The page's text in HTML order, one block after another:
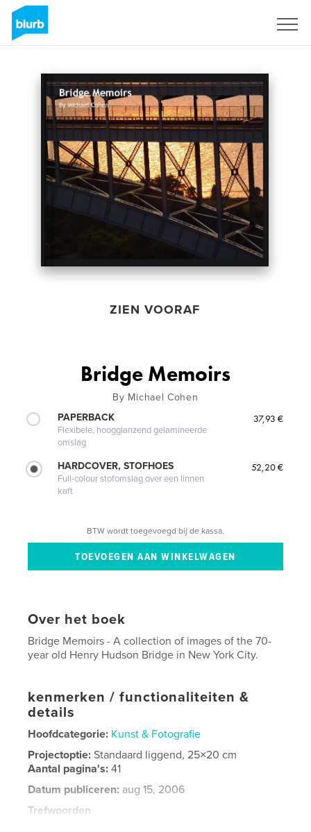
ZIEN VOORAF
Bridge Memoirs
By Michael Cohen
PAPERBACK
Flexibele, hoogglanzend gelamineerde
omslag
37,93 €
HARDCOVER, STOFHOES
Full-colour stofomslag over een linnen
kaft
52,20 €
BTW wordt toegevoegd bij de kassa.
Over het boek
Bridge Memoirs - A collection of images of the 70-
year old Henry Hudson Bridge in New York City.
kenmerken / functionaliteiten &
details
Hoofdcategorie: Kunst & Fotografie
Projectoptie:Standaard liggend, 25×20 cm
Aantal pagina's:41
Datum publiceren: aug 15, 2006
Trefwoorden